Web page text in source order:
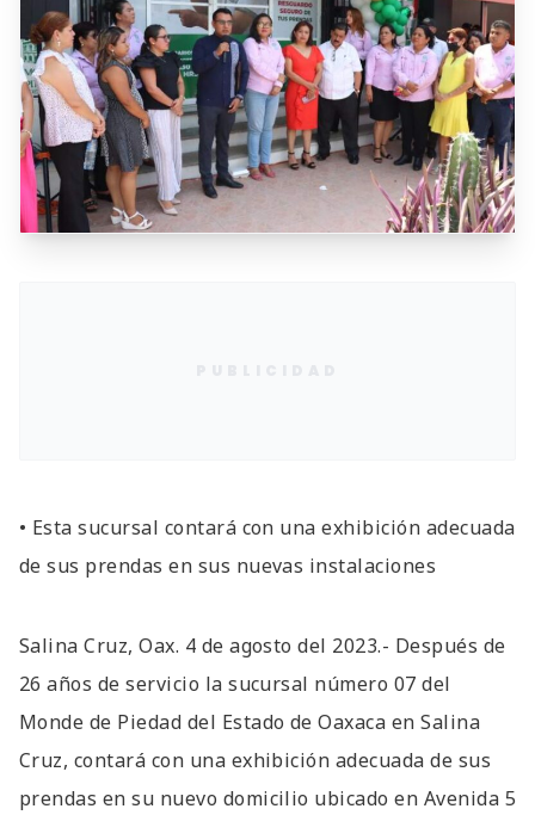
• Esta sucursal contará con una exhibición adecuada
de sus prendas en sus nuevas instalaciones
Salina Cruz, Oax. 4 de agosto del 2023.- Después de
26 años de servicio la sucursal número 07 del
Monde de Piedad del Estado de Oaxaca en Salina
Cruz, contará con una exhibición adecuada de sus
prendas en su nuevo domicilio ubicado en Avenida 5